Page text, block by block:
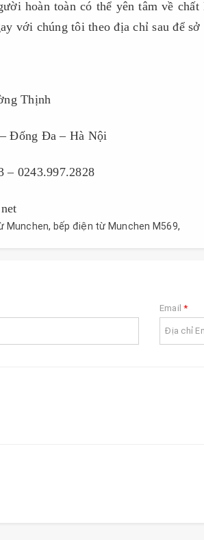
hoàn toàn có thể yên tâm về
với chúng tôi theo địa chỉ sau để
Thịnh
Đống Đa – Hà Nội
– 0243.997.2828
Munchen, bếp điện từ Munchen M569,
Email*